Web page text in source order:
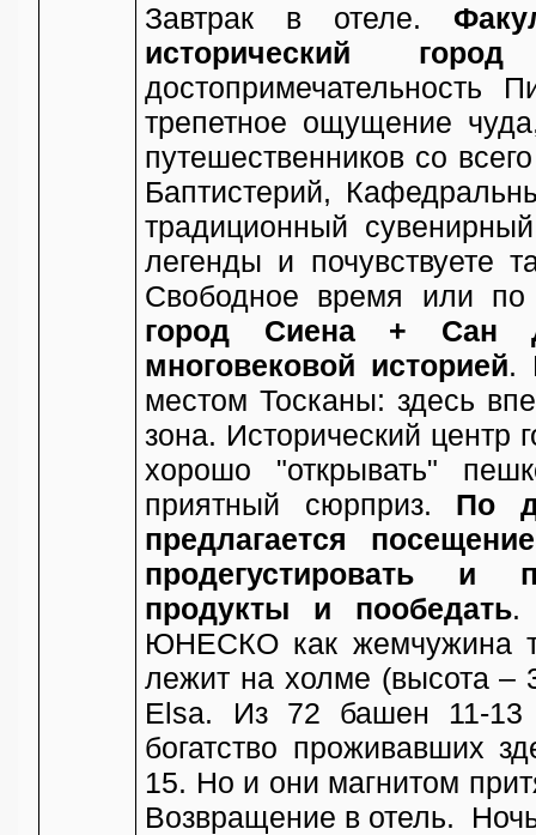
Завтрак в отеле.
исторический
трепетное ощущение
путешественников со
Баптистерий,
традиционный
легенды и почувствуете
Свободное время или
город Сиена + Сан
многовековой историей.
местом Тосканы: здесь
зона. Исторический центр
хорошо "открывать"
приятный сюрприз. По
предлагается
продегустировать и
продукты и пообедать.
ЮНЕСКО как жемчужина
лежит на холме (высота
Elsa. Из 72 башен 11-13
богатство проживавших
15. Но и они магнитом
Возвращение в отель.